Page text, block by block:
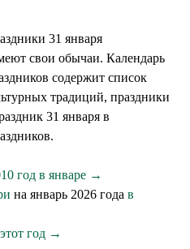
31 января
свои обычаи. Календарь
содержит список
традиций, праздники
31 января в
год в январе →
на январь 2026 года в
год →